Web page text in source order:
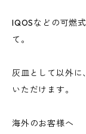
IQOSなどの可燃
て。
灰皿として以外に
いただけます。
海外のお客様へ